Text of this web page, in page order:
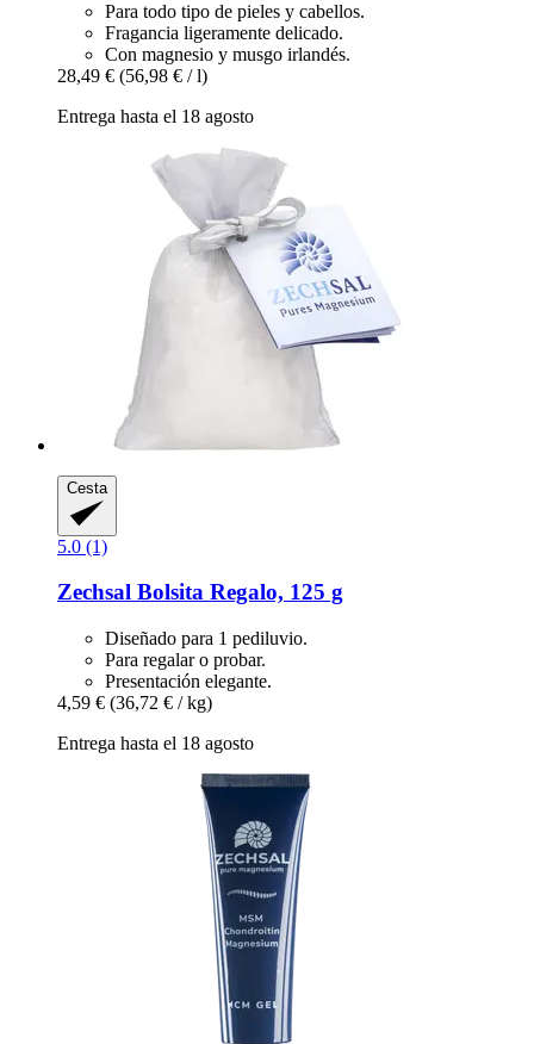
Para todo tipo de pieles y cabellos.
Fragancia ligeramente delicado.
Con magnesio y musgo irlandés.
28,49 € (56,98 € / l)
Entrega hasta el 18 agosto
Cesta
5.0 (1)
Zechsal Bolsita Regalo, 125 g
Diseñado para 1 pediluvio.
Para regalar o probar.
Presentación elegante.
4,59 € (36,72 € / kg)
Entrega hasta el 18 agosto